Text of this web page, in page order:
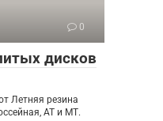
0
дисков
Летняя резина
АТ и МТ.